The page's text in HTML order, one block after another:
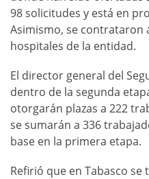
98 solicitudes y está en
Asimismo, se contrataron
hospitales de la entidad.
El director general del
dentro de la segunda
otorgarán plazas a 222
se sumarán a 336
base en la primera etapa.
Refirió que en Tabasco